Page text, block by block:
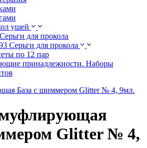
ушей
для прокола
Серьги для прокола
по 12 пар
принадлежности. Наборы
Glitter № 4,